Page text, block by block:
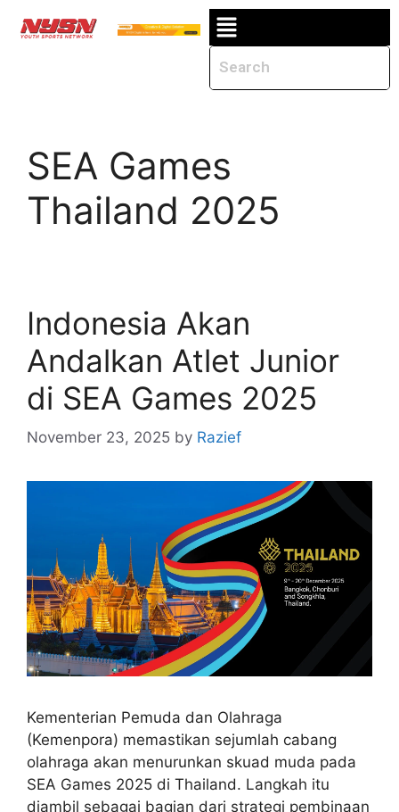
SEA Games
Thailand 2025
Indonesia Akan
Andalkan Atlet Junior
di SEA Games 2025
November 23, 2025 by Razief
Kementerian Pemuda dan Olahraga
(Kemenpora) memastikan sejumlah cabang
olahraga akan menurunkan skuad muda pada
SEA Games 2025 di Thailand. Langkah itu
diambil sebagai bagian dari strategi pembinaan